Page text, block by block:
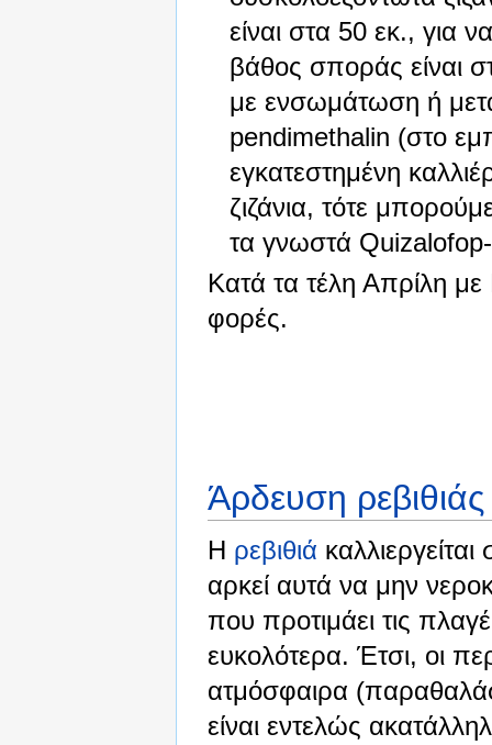
είναι στα 50 εκ., για
βάθος σποράς είναι
με ενσωμάτωση ή
pendimethalin (στο
εγκατεστημένη
ζιζάνια, τότε
τα γνωστά
Κατά τα τέλη Απρίλη με
φορές.
Άρδευση ρεβιθιάς
Η ρεβιθιά
αρκεί αυτά να μην
που προτιμάει τις
ευκολότερα. Έτσι, οι
ατμόσφαιρα
είναι εντελώς